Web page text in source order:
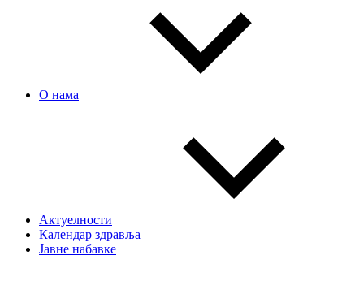
О нама
Актуелности
Календар здравља
Јавне набавке